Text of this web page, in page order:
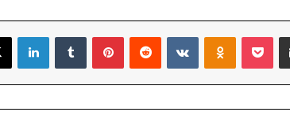
X LinkedInTumblrPinterestReddit VKontakte